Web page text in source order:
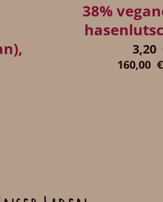
38%
3,20
160,00 €